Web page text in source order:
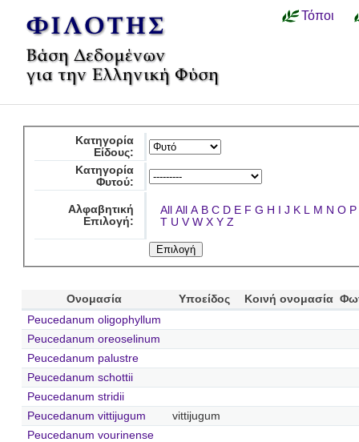
Τόποι
Κατηγορία
Είδους:
Κατηγορία
Φυτού:
Αλφαβητική
Επιλογή:
All All A B C D E F G H I J K L M N O P
T U V W X Y Z
Ονομασία Υποείδος Κοινή ονομασία
Peucedanum oligophyllum
Peucedanum oreoselinum
Peucedanum palustre
Peucedanum schottii
Peucedanum stridii
Peucedanum vittijugum
vittijugum
Peucedanum vourinense